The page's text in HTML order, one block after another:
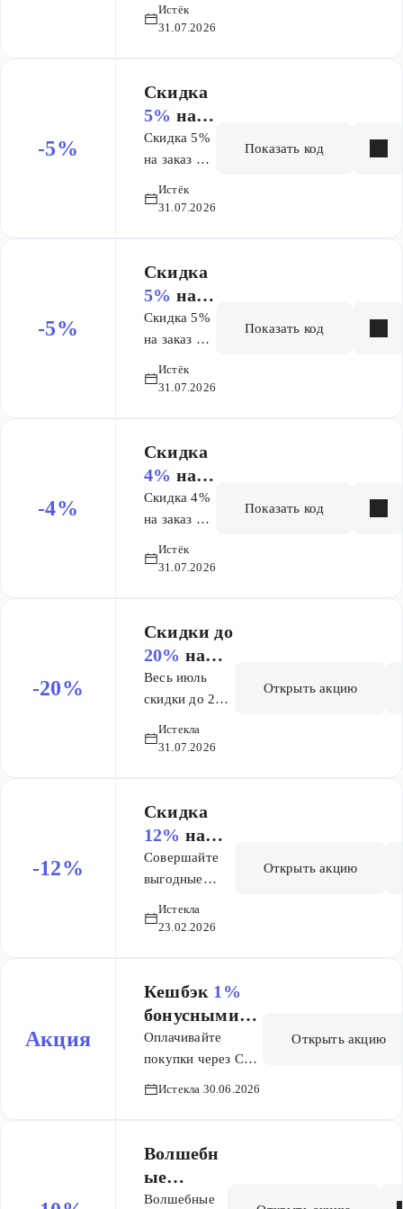
обратитесь в
Сервисную
оформите Карту.
Кешбэк
начисляется
бонусными
первый рабочий
месяцем, в
котором были
совершены
баллами можно
заплатив за
каждый товар по
1 руб. Срок
действия
бонусных
баллов,
– 2 (два) месяца
со дня
активации.
Истёк
31.07.2026
-5%
Скидка
5% на
заказ от
6 000 ₽
Скидка 5%
на заказ от
Истёк
31.07.2026
Показать код
-5%
Скидка
5% на
заказ от
6 000 ₽
Скидка 5%
на заказ от
Истёк
31.07.2026
Показать код
-4%
Скидка
4% на
заказ от
4 000 ₽
Скидка 4%
на заказ от
Истёк
31.07.2026
Показать код
-20%
Скидки до
20% на
плитку и
керамогра
нит в
Санкт-
Весь июль
скидки до 20%
ассортимент
керамической
плитки!
Суммируются
Максидом.
Истекла
31.07.2026
Открыть акцию
-12%
Скидка
12% на
всё!
Совершайте
выгодные
скидкой -12%
действует в
гипермаркетах
и в интернет-
Воронежа,
Дону,
Челябинска.
Скидка по
Истекла
23.02.2026
Открыть акцию
Акция
Кешбэк 1%
бонусными
баллами за
оплату
покупок
Оплачивайте
покупки через СБП
Максидом и
Истекла 30.06.2026
Открыть акцию
Волшебн
ые
четверги
Волшебные